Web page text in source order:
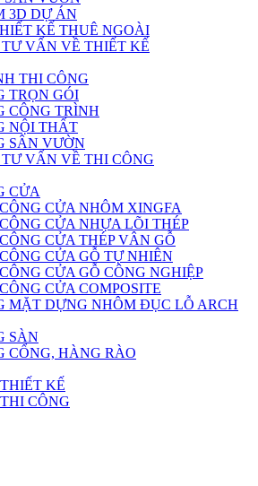
3D DỰ ÁN
KẾ THUÊ NGOÀI
VẤN VỀ THIẾT KẾ
THI CÔNG
TRỌN GÓI
CÔNG TRÌNH
NỘI THẤT
SÂN VƯỜN
VẤN VỀ THI CÔNG
CỬA
CỬA NHÔM XINGFA
CỬA NHỰA LÕI THÉP
CỬA THÉP VÂN GỖ
CỬA GỖ TỰ NHIÊN
CỬA GỖ CÔNG NGHIỆP
CỬA COMPOSITE
MẶT DỰNG NHÔM ĐỤC LỖ ARCH
SÀN
CỔNG, HÀNG RÀO
KẾ
CÔNG